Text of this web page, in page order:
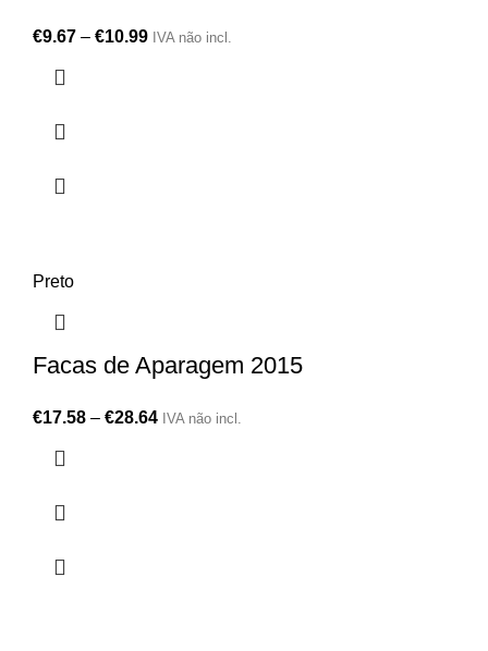
€9.67 – €10.99 IVA não incl.
Preto
Facas de Aparagem 2015
€17.58 – €28.64 IVA não incl.